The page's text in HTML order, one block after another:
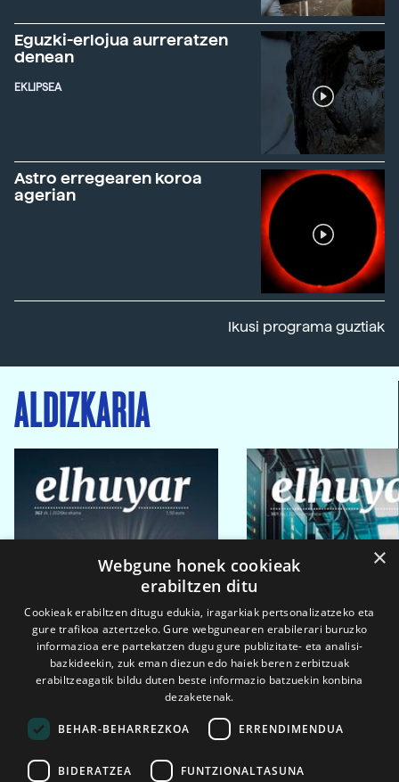
Eguzki-erlojua aurreratzen
denean
EKLIPSEA
Astro erregearen koroa
agerian
Ikusi programa guztiak
ALDIZKARIA
2026ko eka. 1a 2026ko mar. 1a
×
Webgune honek cookieak
erabiltzen ditu
Cookieak erabiltzen ditugu edukia, iragarkiak pertsonalizatzeko eta
gure trafikoa aztertzeko. Gure webgunearen erabilerari buruzko
informazioa ere partekatzen dugu gure publizitate- eta analisi-
bazkideekin, zuk eman diezun edo haiek beren zerbitzuak
erabiltzeagatik bildu duten beste informazio batzuekin konbina
dezaketenak.
BEHAR-BEHARREZKOA ERRENDIMENDUA
BIDERATZEA FUNTZIONALTASUNA